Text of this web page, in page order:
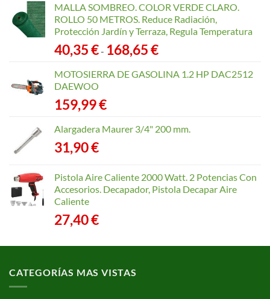
MALLA SOMBREO. COLOR VERDE CLARO.
ROLLO 50 METROS. Reduce Radiación,
Protección Jardín y Terraza, Regula Temperatura
40,35€- 168,65€Rango
precios:
MOTOSIERRA DE GASOLINA 1.2 HP DAC2512
DAEWOO
159,99€
Alargadera Maurer 3/4" 200 mm.
31,90€
Pistola Aire Caliente 2000 Watt. 2 Potencias Con
Accesorios. Decapador, Pistola Decapar Aire
Caliente
27,40€
CATEGORÍAS MAS VISTAS